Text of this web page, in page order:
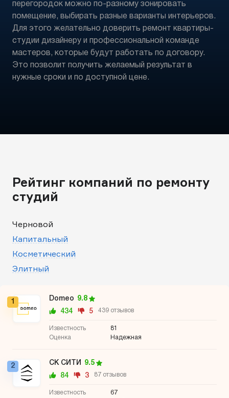
перегородок можно по-разному зонировать
помещение, выбирать разные варианты интерьеров.
Для этого желательно доверить ремонт квартиры-
студии дизайнеру и профессиональной команде
мастеров, которые будут работать по договору.
Это позволит получить желаемый результат в
нужные сроки и по доступной цене.
Рейтинг компаний по ремонту
студий
Черновой
Капитальный
Косметический
Элитный
1 Domeo 9.8
81
Надежная
434 5 439 отзывов
2 СК СИТИ 9.5
67
84 3 87 отзывов